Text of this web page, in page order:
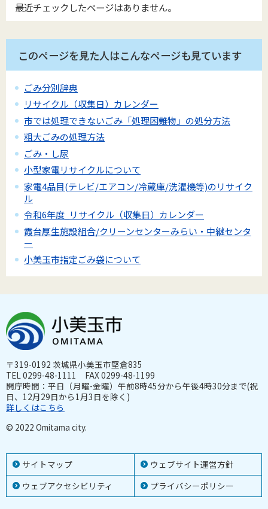
最近チェックしたページはありません。
このページを見た人はこんなページも見ています
ごみ分別辞典
リサイクル（収集日）カレンダー
市では処理できないごみ「処理困難物」の処分方法
粗大ごみの処理方法
ごみ・し尿
小型家電リサイクルについて
家電4品目(テレビ/エアコン/冷蔵庫/洗濯機等)のリサイク
ル
令和6年度_リサイクル（収集日）カレンダー
霞台厚生施設組合/クリーンセンターみらい・中継センタ
ー
小美玉市指定ごみ袋について
サイトマップ
ウェブサイト運営方針
ウェブアクセシビリティ
プライバシーポリシー
〒319-0192 茨城県小美玉市堅倉835
TEL 0299-48-1111 FAX 0299-48-1199
開庁時間：平日（月曜-金曜）午前8時45分から午後4時30分まで(祝
日、12月29日から1月3日を除く)
詳しくはこちら
© 2022 Omitama city.